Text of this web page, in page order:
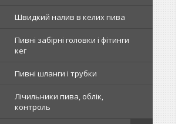
Швидкий налив в келих пива
Пивні забірні головки і фітинги
кег
Пивні шланги і трубки
Лічильники пива, облік,
контроль